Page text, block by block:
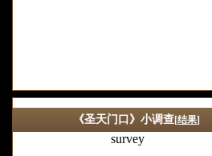
《圣天门口》小调查[结果]
survey